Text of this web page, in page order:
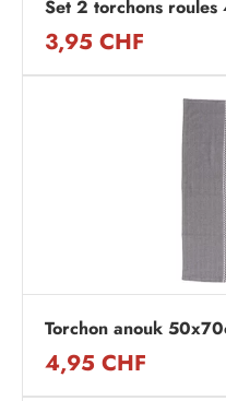
Set 2 torchons
3,95 CHF
Torchon anouk
4,95 CHF